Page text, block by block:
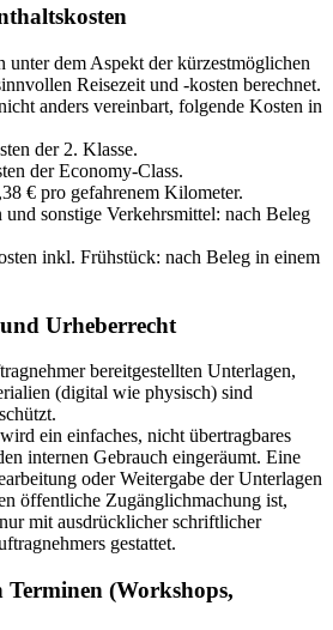
unter dem Aspekt der kürzestmöglichen
Reisezeit und -kosten berechnet.
anders vereinbart, folgende Kosten in
der 2. Klasse.
der Economy-Class.
€ pro gefahrenem Kilometer.
sonstige Verkehrsmittel: nach Beleg
inkl. Frühstück: nach Beleg in einem
Urheberrecht
bereitgestellten Unterlagen,
(digital wie physisch) sind
ein einfaches, nicht übertragbares
internen Gebrauch eingeräumt. Eine
oder Weitergabe der Unterlagen
öffentliche Zugänglichmachung ist,
mit ausdrücklicher schriftlicher
gestattet.
(Workshops,